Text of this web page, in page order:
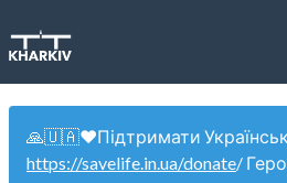
🙏🇺🇦❤️Підтримати
https://savelife.in.ua/donate/